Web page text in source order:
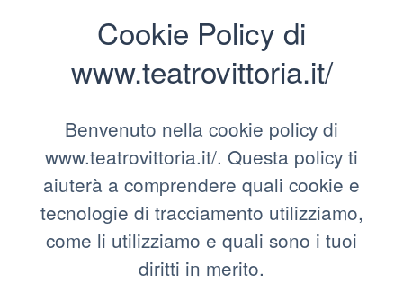
Cookie Policy di
www.teatrovittoria.it/
Benvenuto nella cookie policy di
www.teatrovittoria.it/. Questa policy ti
aiuterà a comprendere quali cookie e
tecnologie di tracciamento utilizziamo,
come li utilizziamo e quali sono i tuoi
diritti in merito.